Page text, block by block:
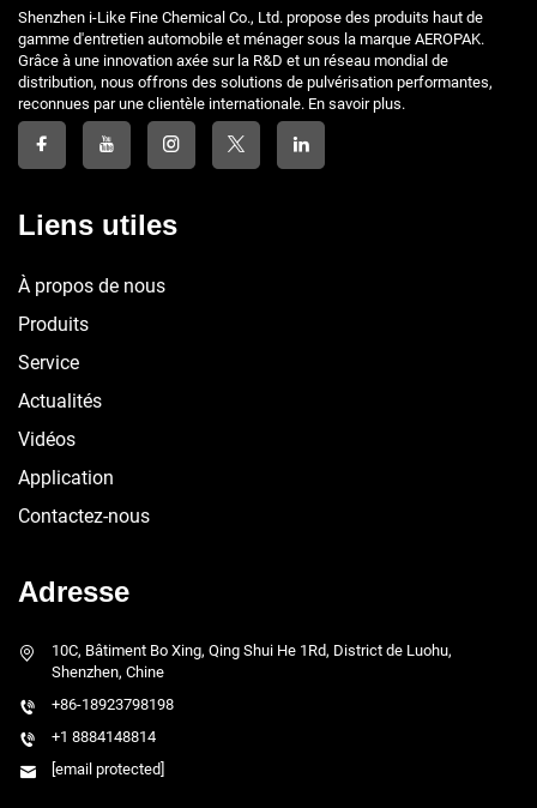
Shenzhen i-Like Fine Chemical Co., Ltd. propose des produits haut de
gamme d'entretien automobile et ménager sous la marque AEROPAK.
Grâce à une innovation axée sur la R&D et un réseau mondial de
distribution, nous offrons des solutions de pulvérisation performantes,
reconnues par une clientèle internationale. En savoir plus.
Liens utiles
À propos de nous
Produits
Service
Actualités
Vidéos
Application
Contactez-nous
Adresse
10C, Bâtiment Bo Xing, Qing Shui He 1Rd, District de Luohu,
Shenzhen, Chine
+86-18923798198
+1 8884148814
[email protected]